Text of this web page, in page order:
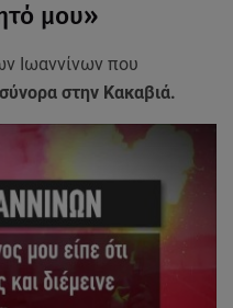
μου»
Ιωαννίνων που
στην Κακαβιά.